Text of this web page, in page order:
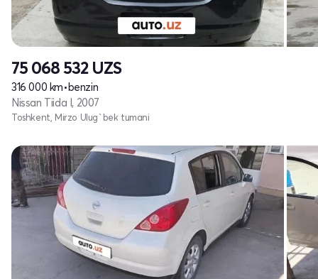
75 068 532 UZS
316 000 km•benzin
Nissan Tiida I, 2007
Toshkent, Mirzo Ulug`bek tumani